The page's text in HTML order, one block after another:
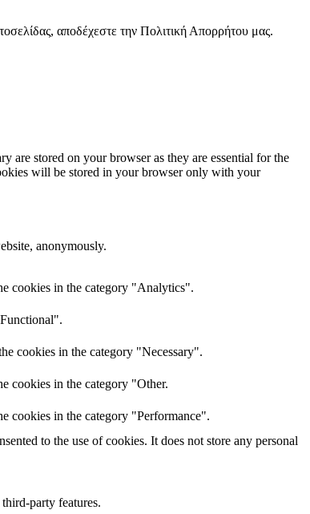
αποδέχεστε την Πολιτική Απορρήτου μας.
are stored on your browser as they are essential for the
will be stored in your browser only with your
anonymously.
cookies in the category "Analytics".
cookies in the category "Necessary".
cookies in the category "Other.
cookies in the category "Performance".
to the use of cookies. It does not store any personal
party features.